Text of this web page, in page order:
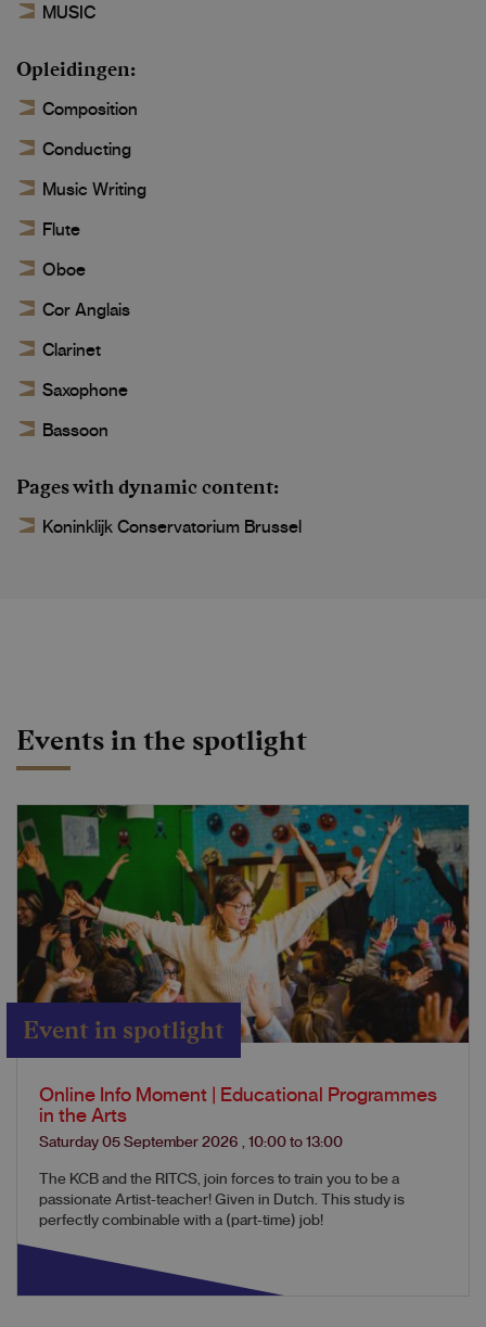
MUSIC
Opleidingen
Composition
Conducting
Music Writing
Flute
Oboe
Cor Anglais
Clarinet
Saxophone
Bassoon
Pages with dynamic content
Koninklijk Conservatorium Brussel
Events in the spotlight
Event in spotlight
Online Info Moment | Educational Programmes
in the Arts
Saturday 05 September 2026 , 10:00 to 13:00
The KCB and the RITCS, join forces to train you to be a
passionate Artist-teacher! Given in Dutch. This study is
perfectly combinable with a (part-time) job!